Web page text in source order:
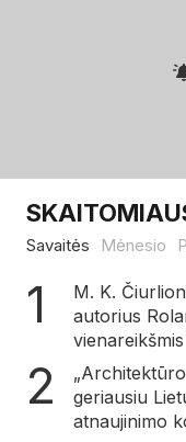
Savaitės Mėnesio
M. K.
autorius
geriausiu
atnaujinimo